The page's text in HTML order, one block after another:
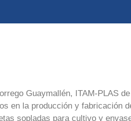
Guaymallén, ITAM-PLAS
en la producción y fabricación
sopladas para cultivo y